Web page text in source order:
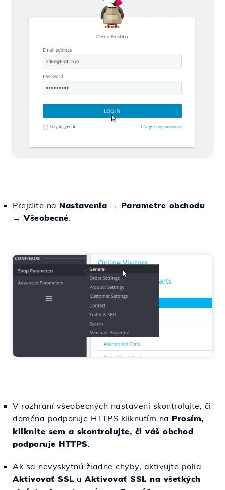
Prejdite na Nastavenia → Parametre obchodu
→Všeobecné.
V rozhraní všeobecných nastavení skontrolujte, či
doména podporuje HTTPS kliknutím na Prosím,
kliknite sem a skontrolujte, či váš obchod
podporuje HTTPS.
Ak sa nevyskytnú žiadne chyby, aktivujte polia
Aktivovať SSL aAktivovať SSL na všetkých